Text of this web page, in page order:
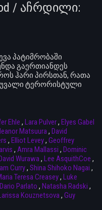
/ აჩრდილი:
პატიმრობაში
გაერთიანდეს
ჰარი პირსთან, რათა
ტერორისტული
Ehle , Lara Pulver, Elyes Gabel
Matsuura, David
, Elliot Levey, Geoffrey
, Amra Mallassi , Dominic
David Wurawa, Lee AsquithCoe ,
Curry, Shina Shihoko Nagai ,
Teresa Creasey, Luke
Dario Parlato , Natasha Radski ,
Kouznetsova, Guy